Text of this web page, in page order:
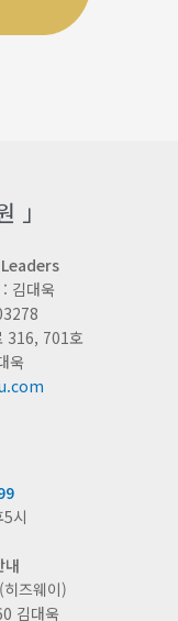
」
김대욱
316, 701호
욱
시
내
즈웨이)
김대욱